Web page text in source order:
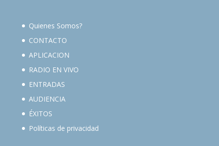
Quienes Somos?
CONTACTO
APLICACION
RADIO EN VIVO
ENTRADAS
AUDIENCIA
ÉXITOS
Políticas de privacidad